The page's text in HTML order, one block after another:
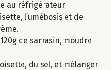
au réfrigérateur
l’umébosis et de
de sarrasin, moudre
du sel, et mélanger